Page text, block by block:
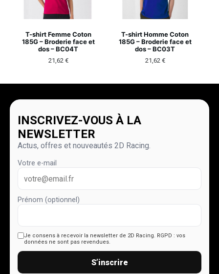
T-shirt Femme Coton
185G – Broderie face et
dos – BC04T
21,62 €
T-shirt Homme Coton
185G – Broderie face et
dos – BC03T
21,62 €
INSCRIVEZ-VOUS À LA
NEWSLETTER
Actus, offres et nouveautés 2D Racing.
Votre e-mail
Prénom (optionnel)
Je consens à recevoir la newsletter de 2D Racing. RGPD : vos
données ne sont pas revendues.
S’inscrire